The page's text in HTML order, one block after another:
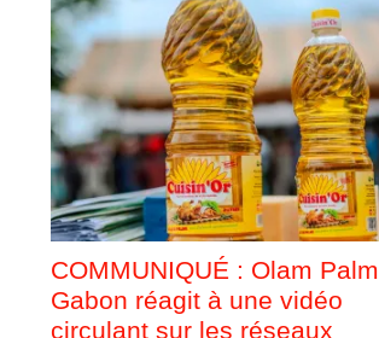
COMMUNIQUÉ : Olam Palm
Gabon réagit à une vidéo
circulant sur les réseaux